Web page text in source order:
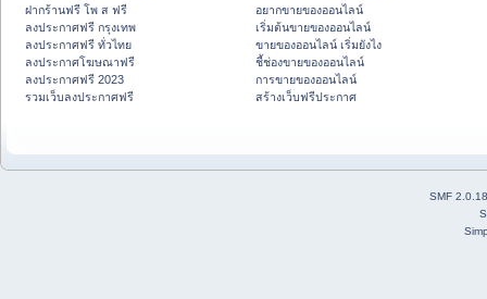
ฝากร้านฟรี โพ ส ฟรี
ลงประกาศฟรี กรุงเทพ
ลงประกาศฟรี ทั่วไทย
ลงประกาศโฆษณาฟรี
ลงประกาศฟรี 2023
รวมเว็บลงประกาศฟรี
อยากขายของออนไลน์
เริ่มต้นขายของออนไลน์
ขายของออนไลน์ เริ่มยังไง
ชี้ช่องขายของออนไลน์
การขายของออนไลน์
สร้างเว็บฟรีประกาศ
SMF 2.0.18